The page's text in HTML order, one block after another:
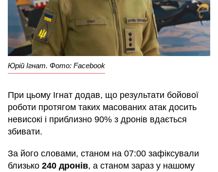
Юрій Ігнат. Фото: Facebook
При цьому Ігнат додав, що результати бойової
роботи протягом таких масованих атак досить
невисокі і приблизно 90% з дронів вдається
збивати.
За його словами, станом на 07:00 зафіксували
близько 240 дронів, а станом зараз у нашому